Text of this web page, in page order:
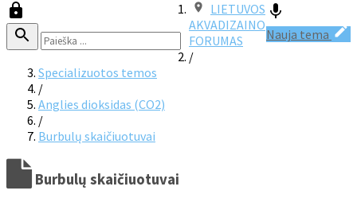
Nauja tema
LIETUVOS
AKVADIZAINO
FORUMAS
/
Specializuotos temos
/
Anglies dioksidas (CO2)
/
Burbulų skaičiuotuvai
Burbulų skaičiuotuvai